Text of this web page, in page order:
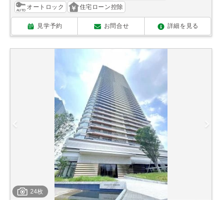
オートロック
住宅ローン控除
見学予約 お問合せ 詳細を見る
24枚